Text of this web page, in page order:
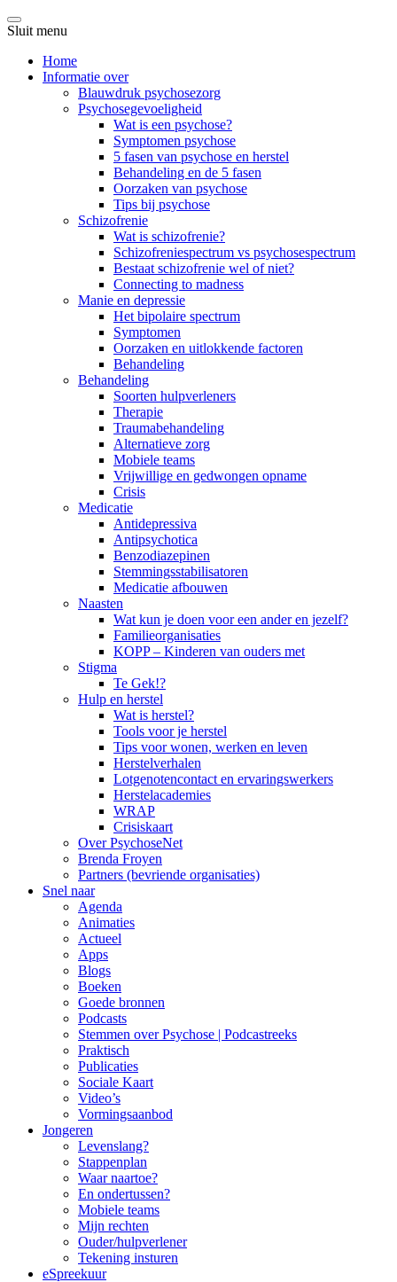
Sluit menu
Home
Informatie over
Blauwdruk psychosezorg
Psychosegevoeligheid
Wat is een psychose?
Symptomen psychose
5 fasen van psychose en herstel
Behandeling en de 5 fasen
Oorzaken van psychose
Tips bij psychose
Schizofrenie
Wat is schizofrenie?
Schizofreniespectrum vs psychosespectrum
Bestaat schizofrenie wel of niet?
Connecting to madness
Manie en depressie
Het bipolaire spectrum
Symptomen
Oorzaken en uitlokkende factoren
Behandeling
Behandeling
Soorten hulpverleners
Therapie
Traumabehandeling
Alternatieve zorg
Mobiele teams
Vrijwillige en gedwongen opname
Crisis
Medicatie
Antidepressiva
Antipsychotica
Benzodiazepinen
Stemmingsstabilisatoren
Medicatie afbouwen
Naasten
Wat kun je doen voor een ander en jezelf?
Familieorganisaties
KOPP – Kinderen van ouders met
Stigma
Te Gek!?
Hulp en herstel
Wat is herstel?
Tools voor je herstel
Tips voor wonen, werken en leven
Herstelverhalen
Lotgenotencontact en ervaringswerkers
Herstelacademies
WRAP
Crisiskaart
Over PsychoseNet
Brenda Froyen
Partners (bevriende organisaties)
Snel naar
Agenda
Animaties
Actueel
Apps
Blogs
Boeken
Goede bronnen
Podcasts
Stemmen over Psychose | Podcastreeks
Praktisch
Publicaties
Sociale Kaart
Video’s
Vormingsaanbod
Jongeren
Levenslang?
Stappenplan
Waar naartoe?
En ondertussen?
Mobiele teams
Mijn rechten
Ouder/hulpverlener
Tekening insturen
eSpreekuur